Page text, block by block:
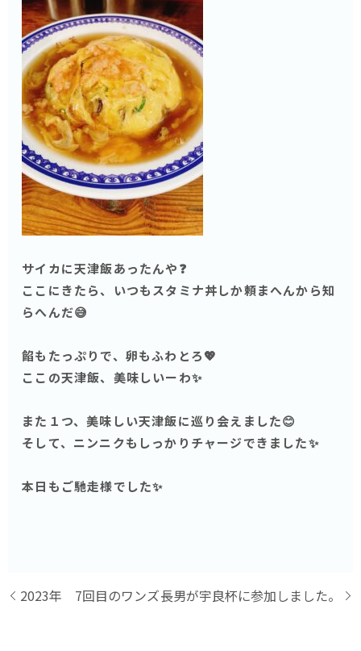
サイカに天津飯あったんや❓
ここにきたら、いつもスタミナ丼しか頼まへんから知
らへんだ😅
餡もたっぷりで、卵もふわとろ💖
ここの天津飯、美味しいーわ✨
また１つ、美味しい天津飯に巡り会えました😊
そして、ニンニクもしっかりチャージできました✨
本日もご馳走様でした✨
2023年 7回目のワンズ長男が宇良杯に参加しました。